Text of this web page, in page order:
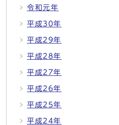
令和元年
平成30年
平成29年
平成28年
平成27年
平成26年
平成25年
平成24年